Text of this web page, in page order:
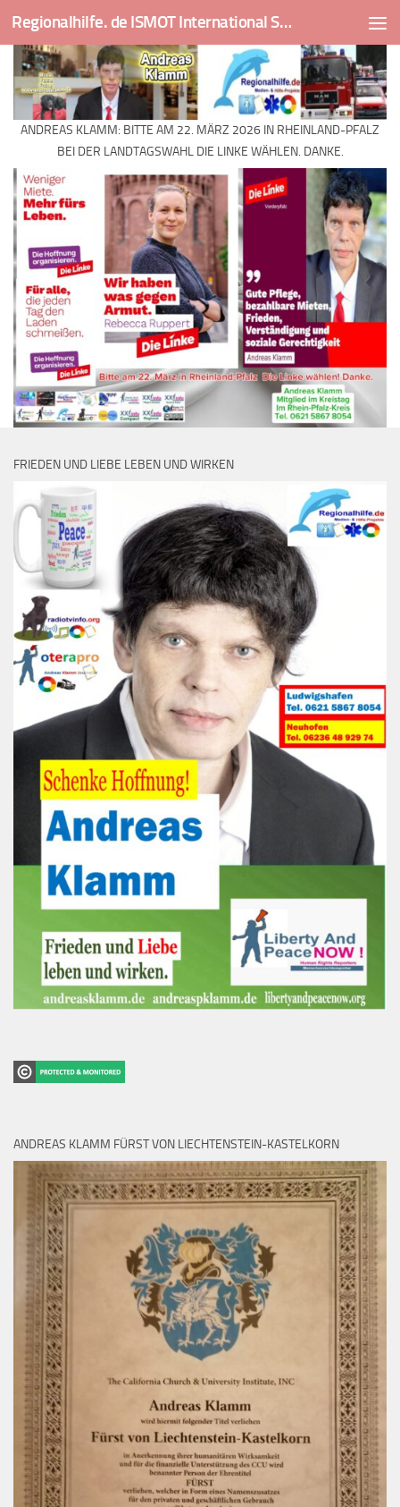
Skip to content Regionalhilfe. de ISMOT International Social And Medical Outreach Team
ANDREAS KLAMM: BITTE AM 22. MÄRZ 2026 IN RHEINLAND-PFALZ
BEI DER LANDTAGSWAHL DIE LINKE WÄHLEN. DANKE.
FRIEDEN UND LIEBE LEBEN UND WIRKEN
ANDREAS KLAMM FÜRST VON LIECHTENSTEIN-KASTELKORN